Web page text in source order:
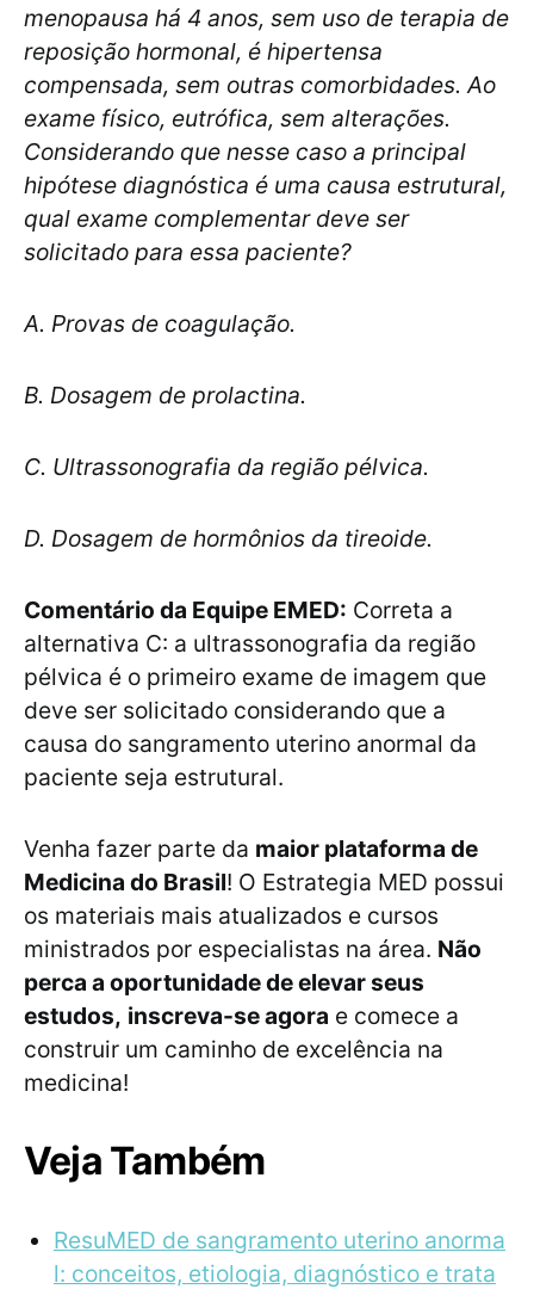
menopausa há 4 anos, sem uso de terapia de
reposição hormonal, é hipertensa
compensada, sem outras comorbidades. Ao
exame físico, eutrófica, sem alterações.
Considerando que nesse caso a principal
hipótese diagnóstica é uma causa estrutural,
qual exame complementar deve ser
solicitado para essa paciente?
A. Provas de coagulação.
B. Dosagem de prolactina.
C. Ultrassonografia da região pélvica.
D. Dosagem de hormônios da tireoide.
Comentário da Equipe EMED: Correta a
alternativa C: a ultrassonografia da região
pélvica é o primeiro exame de imagem que
deve ser solicitado considerando que a
causa do sangramento uterino anormal da
paciente seja estrutural.
Venha fazer parte da maior plataforma de
Medicina do Brasil! O Estrategia MED possui
os materiais mais atualizados e cursos
ministrados por especialistas na área. Não
perca a oportunidade de elevar seus
estudos, inscreva-se agora e comece a
construir um caminho de excelência na
medicina!
Veja Também
ResuMED de sangramento uterino anorma
l: conceitos, etiologia, diagnóstico e trata